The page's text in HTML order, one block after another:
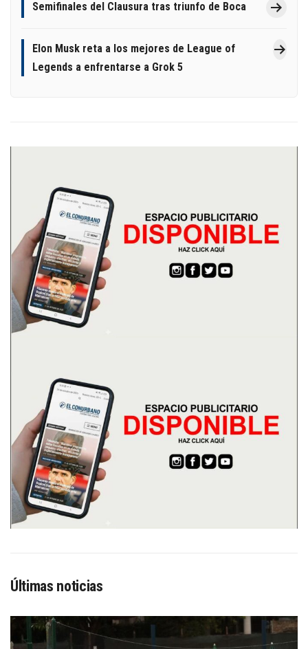
Semifinales del Clausura tras triunfo de Boca
Elon Musk reta a los mejores de League of
Legends a enfrentarse a Grok 5
Últimas noticias